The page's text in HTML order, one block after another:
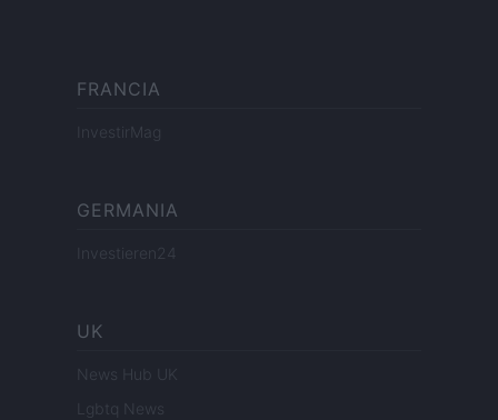
FRANCIA
InvestirMag
GERMANIA
Investieren24
UK
News Hub UK
Lgbtq News